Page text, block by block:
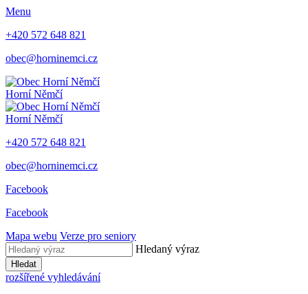
Menu
+420 572 648 821
obec@horninemci.cz
Horní Němčí
Horní Němčí
+420 572 648 821
obec@horninemci.cz
Facebook
Facebook
Mapa webu Verze pro seniory
Hledaný výraz
Hledat
rozšířené vyhledávání